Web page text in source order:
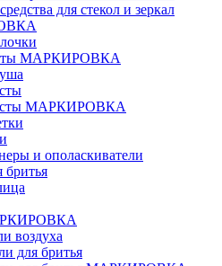
для стекол и зеркал
МАРКИРОВКА
МАРКИРОВКА
и ополаскиватели
бритья
воздуха
для бритья